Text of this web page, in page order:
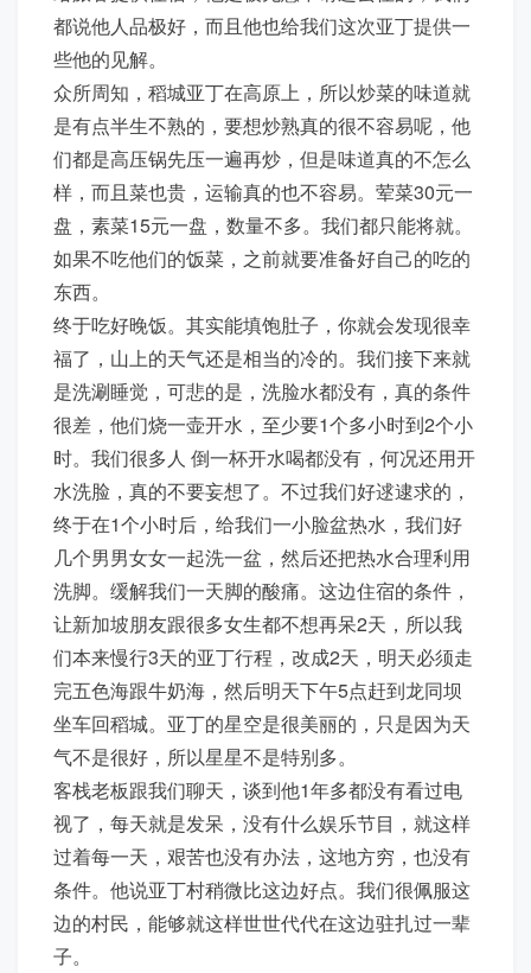
都说他人品极好，而且他也给我们这次亚丁提供一
些他的见解。
众所周知，稻城亚丁在高原上，所以炒菜的味道就
是有点半生不熟的，要想炒熟真的很不容易呢，他
们都是高压锅先压一遍再炒，但是味道真的不怎么
样，而且菜也贵，运输真的也不容易。荤菜30元一
盘，素菜15元一盘，数量不多。我们都只能将就。
如果不吃他们的饭菜，之前就要准备好自己的吃的
东西。
终于吃好晚饭。其实能填饱肚子，你就会发现很幸
福了，山上的天气还是相当的冷的。我们接下来就
是洗涮睡觉，可悲的是，洗脸水都没有，真的条件
很差，他们烧一壶开水，至少要1个多小时到2个小
时。我们很多人 倒一杯开水喝都没有，何况还用开
水洗脸，真的不要妄想了。不过我们好逑逮求的，
终于在1个小时后，给我们一小脸盆热水，我们好
几个男男女女一起洗一盆，然后还把热水合理利用
洗脚。缓解我们一天脚的酸痛。这边住宿的条件，
让新加坡朋友跟很多女生都不想再呆2天，所以我
们本来慢行3天的亚丁行程，改成2天，明天必须走
完五色海跟牛奶海，然后明天下午5点赶到龙同坝
坐车回稻城。亚丁的星空是很美丽的，只是因为天
气不是很好，所以星星不是特别多。
客栈老板跟我们聊天，谈到他1年多都没有看过电
视了，每天就是发呆，没有什么娱乐节目，就这样
过着每一天，艰苦也没有办法，这地方穷，也没有
条件。他说亚丁村稍微比这边好点。我们很佩服这
边的村民，能够就这样世世代代在这边驻扎过一辈
子。